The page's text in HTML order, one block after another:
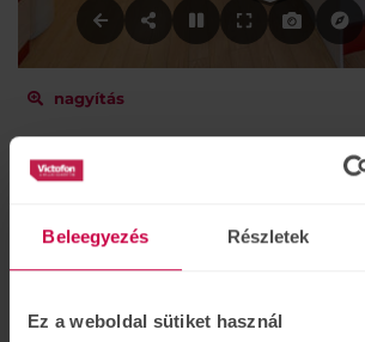
Beleegyezés Részletek
Ez a weboldal sütiket használ
nagyítás
Akciók, újdonságok
Demencia ellen
aug.
hogy a demencia